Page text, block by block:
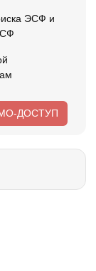
ЭСФ и
ДОСТУП